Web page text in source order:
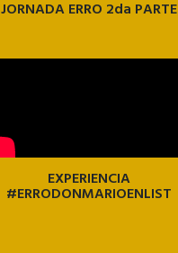
JORNADA ERRO 2da PARTE
EXPERIENCIA
#ERRODONMARIOENLIST